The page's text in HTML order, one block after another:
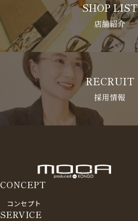
SHOP LIST
店舗紹介
RECRUIT
採用情報
CONCEPT
コンセプト
SERVICE